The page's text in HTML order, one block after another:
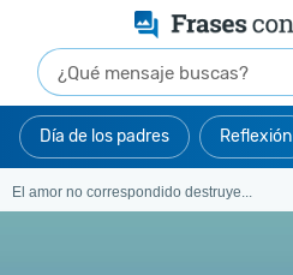
Día de los padres Reflexión
El amor no correspondido destruye...